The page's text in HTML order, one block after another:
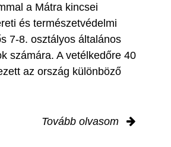
a Mátra kincsei
és természetvédelmi
7-8. osztályos általános
számára. A vetélkedőre 40
az ország különböző
Tovább olvasom